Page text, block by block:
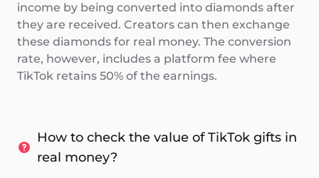
income by being converted into diamonds after
they are received. Creators can then exchange
these diamonds for real money. The conversion
rate, however, includes a platform fee where
TikTok retains 50% of the earnings.
How to check the value of TikTok gifts in
real money?